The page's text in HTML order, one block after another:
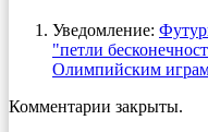
Уведомление:
"петли
Олимпийским
Комментарии закрыты.